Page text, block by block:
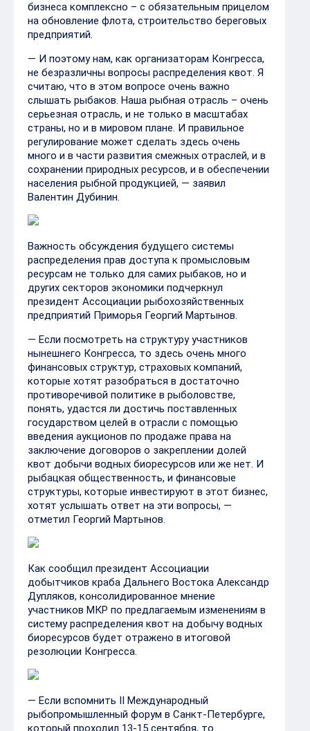
бизнеса комплексно – с обязательным прицелом
на обновление флота, строительство береговых
предприятий.
— И поэтому нам, как организаторам Конгресса,
не безразличны вопросы распределения квот. Я
считаю, что в этом вопросе очень важно
слышать рыбаков. Наша рыбная отрасль – очень
серьезная отрасль, и не только в масштабах
страны, но и в мировом плане. И правильное
регулирование может сделать здесь очень
много и в части развития смежных отраслей, и в
сохранении природных ресурсов, и в обеспечении
населения рыбной продукцией, — заявил
Валентин Дубинин.
Важность обсуждения будущего системы
распределения прав доступа к промысловым
ресурсам не только для самих рыбаков, но и
других секторов экономики подчеркнул
президент Ассоциации рыбохозяйственных
предприятий Приморья Георгий Мартынов.
— Если посмотреть на структуру участников
нынешнего Конгресса, то здесь очень много
финансовых структур, страховых компаний,
которые хотят разобраться в достаточно
противоречивой политике в рыболовстве,
понять, удастся ли достичь поставленных
государством целей в отрасли с помощью
введения аукционов по продаже права на
заключение договоров о закреплении долей
квот добычи водных биоресурсов или же нет. И
рыбацкая общественность, и финансовые
структуры, которые инвестируют в этот бизнес,
хотят услышать ответ на эти вопросы, —
отметил Георгий Мартынов.
Как сообщил президент Ассоциации
добытчиков краба Дальнего Востока Александр
Дупляков, консолидированное мнение
участников МКР по предлагаемым изменениям в
систему распределения квот на добычу водных
биоресурсов будет отражено в итоговой
резолюции Конгресса.
— Если вспомнить II Международный
рыбопромышленный форум в Санкт-Петербурге,
который проходил 13-15 сентября, то